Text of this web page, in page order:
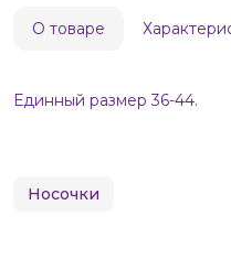
О товаре
Единный размер 36-44.
Носочки